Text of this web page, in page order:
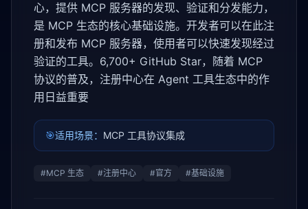
心，提供 MCP 服务器的发现、验证和分发能力，
是 MCP 生态的核心基础设施。开发者可以在此注
册和发布 MCP 服务器，使用者可以快速发现经过
验证的工具。6,700+ GitHub Star，随着 MCP
协议的普及，注册中心在 Agent 工具生态中的作
用日益重要
🎯适用场景： MCP 工具协议集成
#MCP 生态 #注册中心 #官方 #基础设施